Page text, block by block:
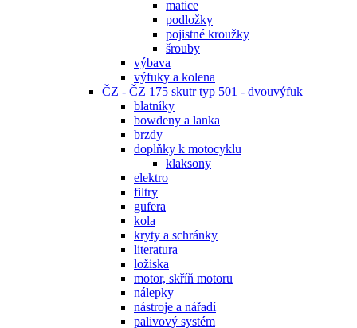
matice
podložky
pojistné kroužky
šrouby
výbava
výfuky a kolena
ČZ - ČZ 175 skutr typ 501 - dvouvýfuk
blatníky
bowdeny a lanka
brzdy
doplňky k motocyklu
klaksony
elektro
filtry
gufera
kola
kryty a schránky
literatura
ložiska
motor, skříň motoru
nálepky
nástroje a nářadí
palivový systém